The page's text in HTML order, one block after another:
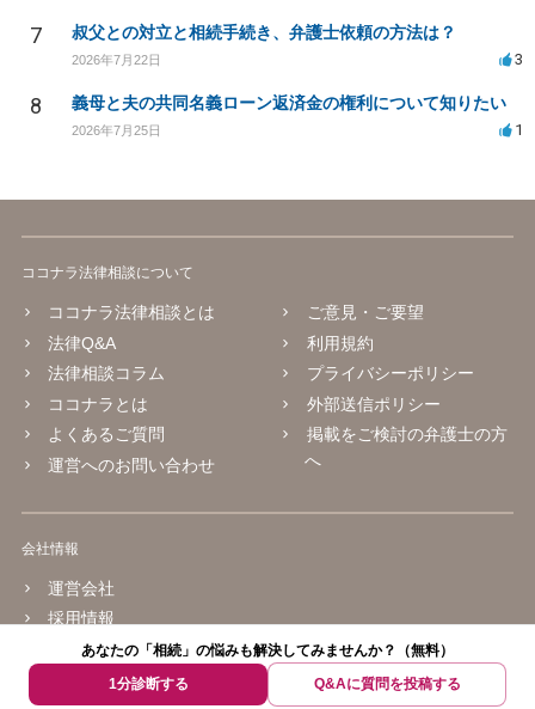
7 叔父との対立と相続手続き、弁護士依頼の方法は？
2026年7月22日 3
8 義母と夫の共同名義ローン返済金の権利について知りたい
2026年7月25日 1
あなたの「相続」の悩みも解決してみませんか？（無料）
1分診断する
Q&Aに質問を投稿する
ココナラ法律相談について
ココナラ法律相談とは
法律Q&A
法律相談コラム
ココナラとは
よくあるご質問
運営へのお問い合わせ
ご意見・ご要望
利用規約
プライバシーポリシー
外部送信ポリシー
掲載をご検討の弁護士の方
へ
会社情報
運営会社
採用情報
© 2016 coconala Inc.